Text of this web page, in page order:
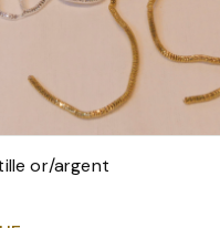
VOIR LES VARIANTES
or/argent